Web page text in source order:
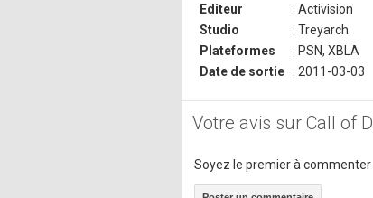
Editeur
: Activision
Studio
: Treyarch
Plateformes
: PSN, XBLA
Date de sortie
: 2011-03-03
Votre avis sur Call of
Soyez le premier à